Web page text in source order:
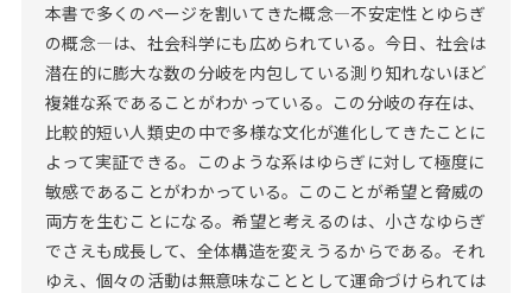
本書で多くのページを割いてきた概念―不安定性とゆらぎ
の概念―は、社会科学にも広められている。今日、社会は
潜在的に膨大な数の分岐を内包している測り知れないほど
複雑な系であることがわかっている。この分岐の存在は、
比較的短い人類史の中で多様な文化が進化してきたことに
よって実証できる。このような系はゆらぎに対して極度に
敏感であることがわかっている。このことが希望と脅威の
両方を生むことになる。希望と考えるのは、小さなゆらぎ
でさえも成長して、全体構造を変えうるからである。それ
ゆえ、個々の活動は無意味なこととして運命づけられては